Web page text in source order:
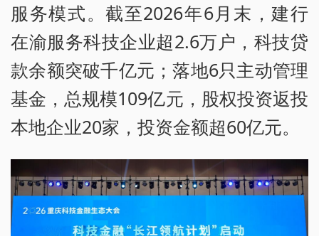
服务模式。截至2026年6月末，建行
在渝服务科技企业超2.6万户，科技贷
款余额突破千亿元；落地6只主动管理
基金，总规模109亿元，股权投资返投
本地企业20家，投资金额超60亿元。